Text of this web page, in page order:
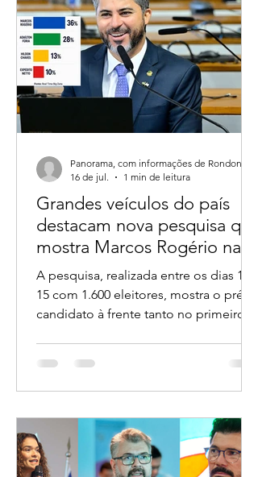
Grandes veículos do país
destacam nova pesquisa que
mostra Marcos Rogério na
liderança ao Governo de
A pesquisa, realizada entre os dias 14 e
candidato à frente tanto no primeiro
cenários de segundo turno.